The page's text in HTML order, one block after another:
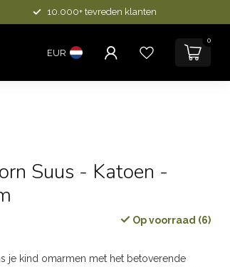
10.000+ tevreden klanten
EUR
0
Suus - Katoen -
Op voorraad (6)
je kind omarmen met het betoverende